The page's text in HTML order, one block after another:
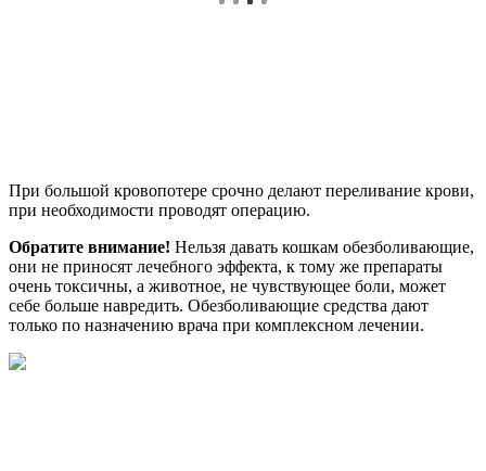
При большой кровопотере срочно делают переливание крови,
при необходимости проводят операцию.
Обратите внимание! Нельзя давать кошкам обезболивающие,
они не приносят лечебного эффекта, к тому же препараты
очень токсичны, а животное, не чувствующее боли, может
себе больше навредить. Обезболивающие средства дают
только по назначению врача при комплексном лечении.